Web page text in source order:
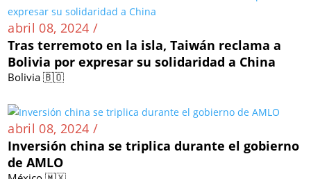
abril 08, 2024 /
Tras terremoto en la isla, Taiwán reclama a
Bolivia por expresar su solidaridad a China
Bolivia 🇧🇴
abril 08, 2024 /
Inversión china se triplica durante el gobierno
de AMLO